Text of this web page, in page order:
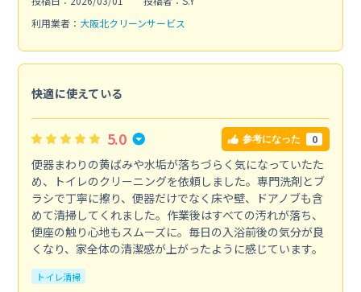
利用業者： 大阪北クリーンサービス
快適に使えている
5.0 参考になった 0
便器まわりの黄ばみや水垢が落ちづらく気になっていたた
め、トイレのクリーニングを依頼しました。専門洗剤とブ
ラシで丁寧に擦り、便器だけでなく床や壁、ドアノブも含
めて清掃してくれました。作業後はすべての汚れが落ち、
便座の触り心地もスムーズに。毎日の入浴前後の気分が良
くなり、家全体の清潔感が上がったように感じています。
トイレ清掃